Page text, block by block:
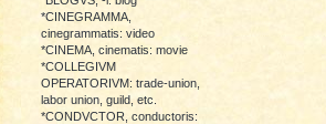
*CINEGRAMMA,
cinegrammatis: video
*CINEMA, cinematis: movie
*COLLEGIVM
OPERATORIVM: trade-union,
labor union, guild, etc.
*CONDVCTOR, conductoris: